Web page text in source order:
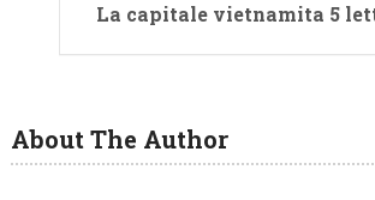
La capitale vietnamita 5
About The Author